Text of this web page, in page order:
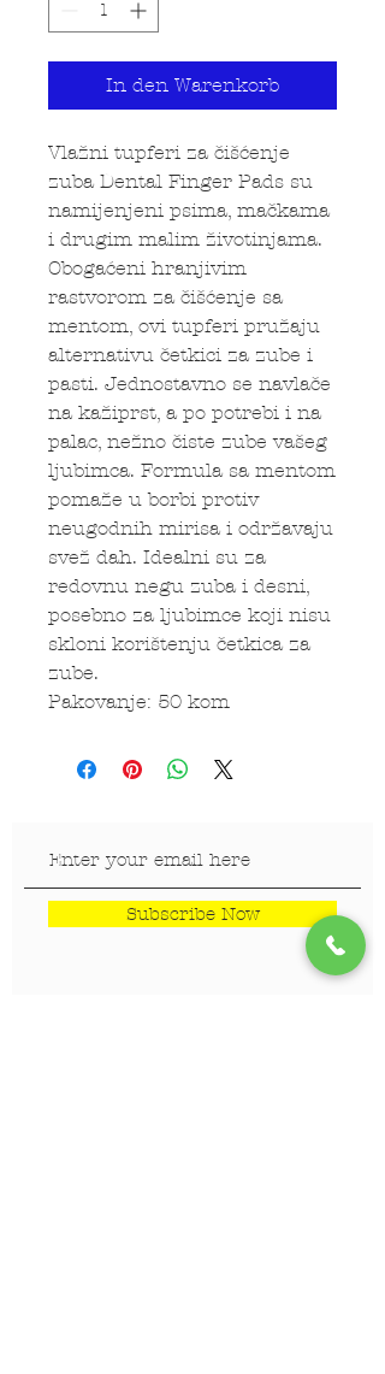
In den Warenkorb
Vlažni tupferi za čišćenje
zuba Dental Finger Pads su
namijenjeni psima, mačkama
i drugim malim životinjama.
Obogaćeni hranjivim
rastvorom za čišćenje sa
mentom, ovi tupferi pružaju
alternativu četkici za zube i
pasti. Jednostavno se navlače
na kažiprst, a po potrebi i na
palac, nežno čiste zube vašeg
ljubimca. Formula sa mentom
pomaže u borbi protiv
neugodnih mirisa i održavaju
svež dah. Idealni su za
redovnu negu zuba i desni,
posebno za ljubimce koji nisu
skloni korištenju četkica za
zube.
Pakovanje: 50 kom
Subscribe Now